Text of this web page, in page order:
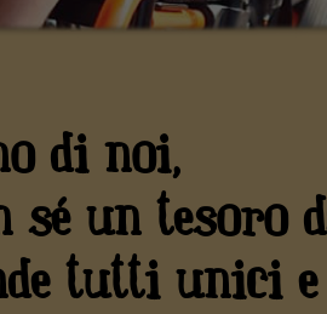
di noi,
un tesoro
tutti unici